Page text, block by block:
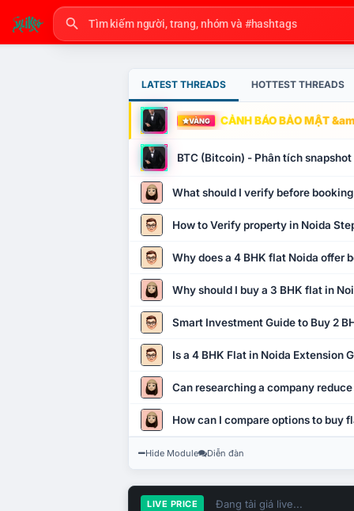
LATEST THREADS HOTTEST THREADS
VÀNG CẢNH BÁO BẢO MẬT
BTC (Bitcoin) - Phân tích
What should I verify before
How to Verify property in Noida
Why does a 4 BHK flat Noida offer
Why should I buy a 3 BHK flat in
Smart Investment Guide to Buy 2
Is a 4 BHK Flat in Noida Extension
Can researching a company
How can I compare options to buy
Hide Module Diễn đàn
LIVE PRICE Đang tải giá live...